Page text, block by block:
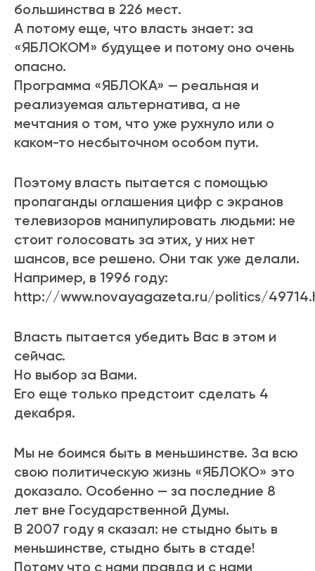
большинства в 226 мест.
А потому еще, что власть знает: за
«ЯБЛОКОМ» будущее и потому оно очень
опасно.
Программа «ЯБЛОКА» — реальная и
реализуемая альтернатива, а не
мечтания о том, что уже рухнуло или о
каком-то несбыточном особом пути.
Поэтому власть пытается с помощью
пропаганды оглашения цифр с экранов
телевизоров манипулировать людьми: не
стоит голосовать за этих, у них нет
шансов, все решено. Они так уже делали.
Например, в 1996 году:
http://www.novayagazeta.ru/politics/
Власть пытается убедить Вас в этом и
сейчас.
Но выбор за Вами.
Его еще только предстоит сделать 4
декабря.
Мы не боимся быть в меньшинстве. За всю
свою политическую жизнь «ЯБЛОКО» это
доказало. Особенно — за последние 8
лет вне Государственной Думы.
В 2007 году я сказал: не стыдно быть в
меньшинстве, стыдно быть в стаде!
Потому что с нами правда и с нами